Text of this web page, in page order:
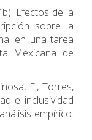
Efectos de la
sobre la
en una tarea
Mexicana de
F., Torres,
e inclusividad
empírico.